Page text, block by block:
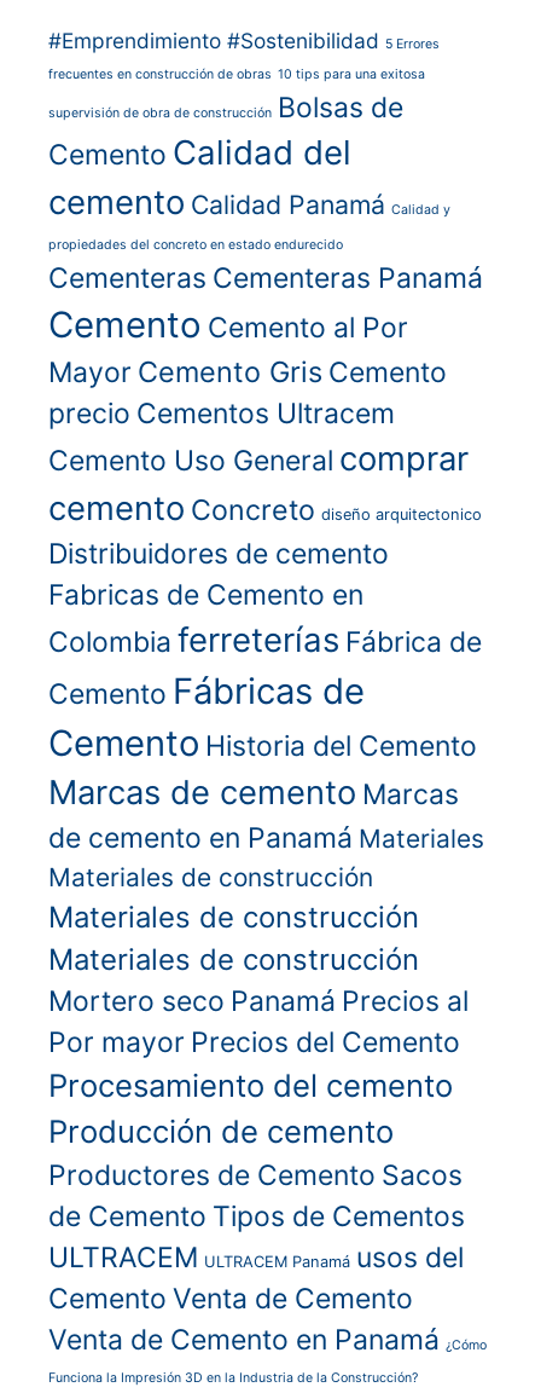
#Emprendimiento #Sostenibilidad 5 Errores
frecuentes en construcción de obras 10 tips para una exitosa
supervisión de obra de construcción Bolsas de
Cemento Calidad del
cemento Calidad Panamá Calidad y
propiedades del concreto en estado endurecido
Cementeras Cementeras Panamá
Cemento Cemento al Por
Mayor Cemento Gris Cemento
precio Cementos Ultracem
Cemento Uso General comprar
cemento Concreto diseño arquitectonico
Distribuidores de cemento
Fabricas de Cemento en
Colombia ferreterías Fábrica de
Cemento Fábricas de
Cemento Historia del Cemento
Marcas de cemento Marcas
de cemento en Panamá Materiales
Materiales de construcción
Materiales de construcción
Materiales de construcción
Mortero seco Panamá Precios al
Por mayor Precios del Cemento
Procesamiento del cemento
Producción de cemento
Productores de Cemento Sacos
de Cemento Tipos de Cementos
ULTRACEM ULTRACEM Panamá usos del
Cemento Venta de Cemento
Venta de Cemento en Panamá ¿Cómo
Funciona la Impresión 3D en la Industria de la Construcción?